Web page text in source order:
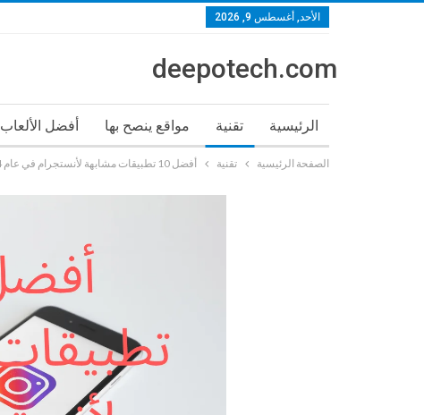
الأحد, أغسطس 9, 2026
deepotech.com
الرئيسية تقنية مواقع ينصح بها أفضل الألعاب
الصفحة الرئيسية تقنية أفضل 10 تطبيقات مشابهة لأنستجرام في عام 2024